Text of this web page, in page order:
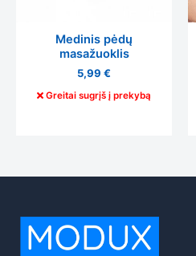
Medinis pėdų
masažuoklis
5,99 €
Greitai sugrįš į prekybą